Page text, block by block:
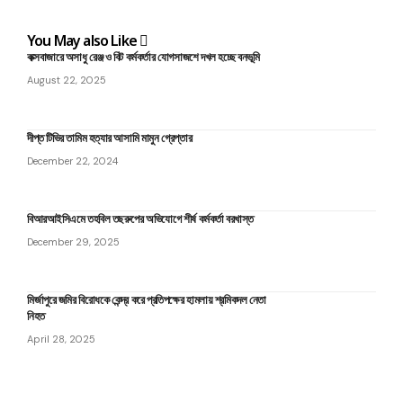
You May also Like
কক্সবাজারে অসাধু রেঞ্জ ও বিট কর্মকর্তার যোগসাজশে দখল হচ্ছে বনভূমি
August 22, 2025
দীপ্ত টিভির তামিম হত্যার আসামি মামুন গ্রেপ্তার
December 22, 2024
বিআরআইসিএমে তহবিল তছরুপের অভিযোগে শীর্ষ কর্মকর্তা বরখাস্ত
December 29, 2025
মির্জাপুরে জমির বিরোধকে কেন্দ্র করে প্রতিপক্ষের হামলায় শ্রমিকদল নেতা
নিহত
April 28, 2025